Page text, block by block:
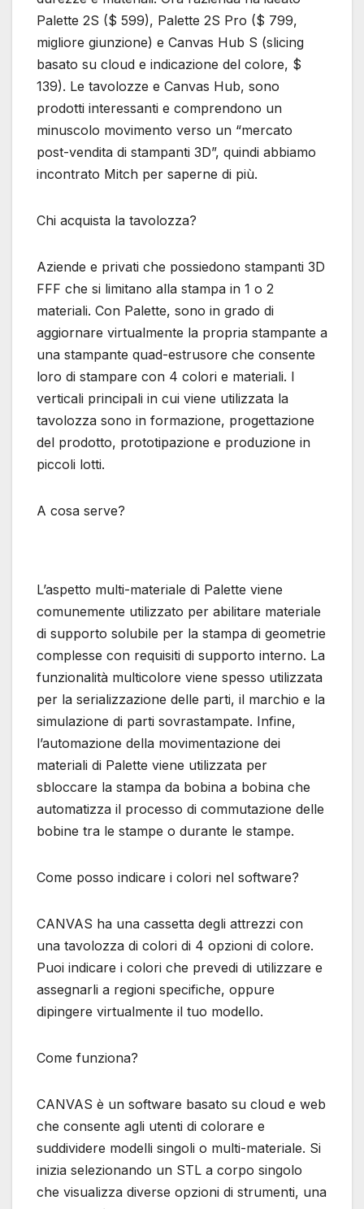
Palette 2S ($ 599), Palette 2S Pro ($ 799,
migliore giunzione) e Canvas Hub S (slicing
basato su cloud e indicazione del colore, $
139). Le tavolozze e Canvas Hub, sono
prodotti interessanti e comprendono un
minuscolo movimento verso un “mercato
post-vendita di stampanti 3D”, quindi abbiamo
incontrato Mitch per saperne di più.
Chi acquista la tavolozza?
Aziende e privati ​​che possiedono stampanti 3D
FFF che si limitano alla stampa in 1 o 2
materiali. Con Palette, sono in grado di
aggiornare virtualmente la propria stampante a
una stampante quad-estrusore che consente
loro di stampare con 4 colori e materiali. I
verticali principali in cui viene utilizzata la
tavolozza sono in formazione, progettazione
del prodotto, prototipazione e produzione in
piccoli lotti.
A cosa serve?
L’aspetto multi-materiale di Palette viene
comunemente utilizzato per abilitare materiale
di supporto solubile per la stampa di geometrie
complesse con requisiti di supporto interno. La
funzionalità multicolore viene spesso utilizzata
per la serializzazione delle parti, il marchio e la
simulazione di parti sovrastampate. Infine,
l’automazione della movimentazione dei
materiali di Palette viene utilizzata per
sbloccare la stampa da bobina a bobina che
automatizza il processo di commutazione delle
bobine tra le stampe o durante le stampe.
Come posso indicare i colori nel software?
CANVAS ha una cassetta degli attrezzi con
una tavolozza di colori di 4 opzioni di colore.
Puoi indicare i colori che prevedi di utilizzare e
assegnarli a regioni specifiche, oppure
dipingere virtualmente il tuo modello.
Come funziona?
CANVAS è un software basato su cloud e web
che consente agli utenti di colorare e
suddividere modelli singoli o multi-materiale. Si
inizia selezionando un STL a corpo singolo
che visualizza diverse opzioni di strumenti, una